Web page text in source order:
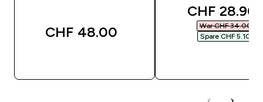
CHF 48.00‎
discounted
CHF 28.90‎
War CHF 34.00‎
Spare CHF 5.10‎